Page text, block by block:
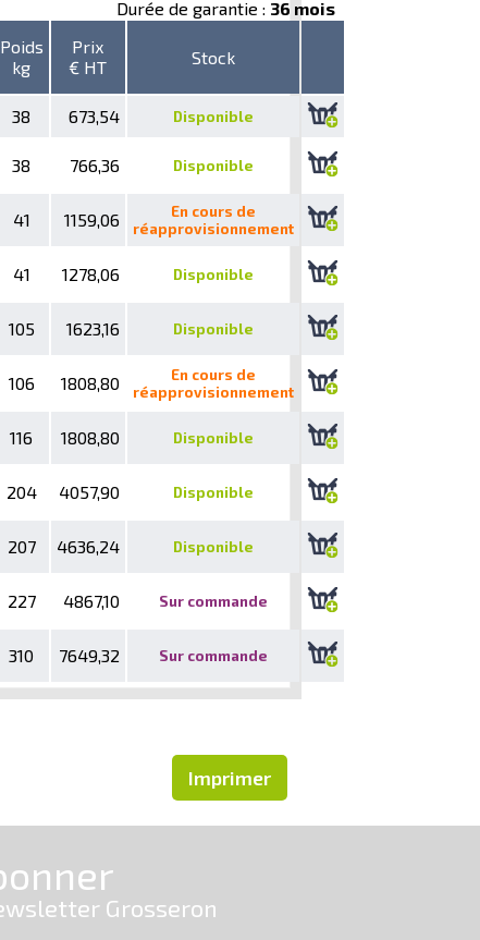
Durée de garantie : 36 mois
Poids
kg
Prix
€ HT
Stock
38 673,54 Disponible
38 766,36 Disponible
41 1159,06
En cours de
réapprovisionnement
41 1278,06 Disponible
105 1623,16 Disponible
106 1808,80
En cours de
réapprovisionnement
116 1808,80 Disponible
204 4057,90 Disponible
207 4636,24 Disponible
227 4867,10 Sur commande
310 7649,32 Sur commande
Imprimer